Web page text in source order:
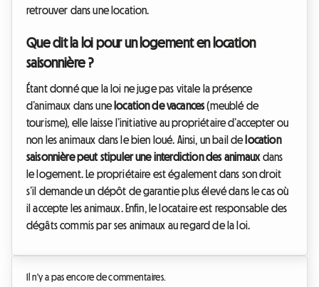
retrouver dans une location.
Que dit la loi pour un logement en location
saisonnière ?
Étant donné que la loi ne juge pas vitale la présence
d’animaux dans une location de vacances(meublé de
tourisme), elle laisse l’initiative au propriétaire d’accepter ou
non les animaux dans le bien loué. Ainsi, un bail de location
saisonnière peut stipuler une interdiction des animauxdans
le logement. Le propriétaire est également dans son droit
s’il demande un dépôt de garantie plus élevé dans le cas où
il accepte les animaux. Enfin, le locataire est responsable des
dégâts commis par ses animaux au regard de la loi.
Il n'y a pas encore de commentaires.